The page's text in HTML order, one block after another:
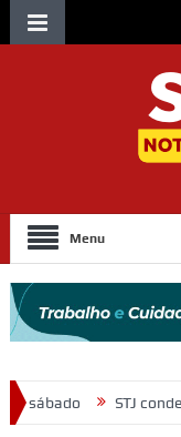
Menu
ministro Marco